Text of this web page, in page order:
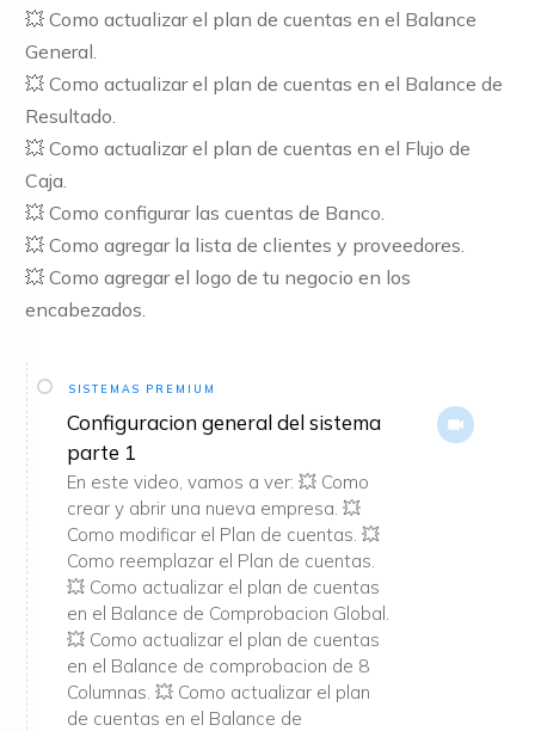
💥 Como actualizar el plan de cuentas en el Balance
General.
💥 Como actualizar el plan de cuentas en el Balance de
Resultado.
💥 Como actualizar el plan de cuentas en el Flujo de
Caja.
💥 Como configurar las cuentas de Banco.
💥 Como agregar la lista de clientes y proveedores.
💥 Como agregar el logo de tu negocio en los
encabezados.
SISTEMAS PREMIUM
Configuracion general del sistema
parte 1
En este video, vamos a ver: 💥 Como
crear y abrir una nueva empresa. 💥
Como modificar el Plan de cuentas. 💥
Como reemplazar el Plan de cuentas.
💥 Como actualizar el plan de cuentas
en el Balance de Comprobacion Global.
💥 Como actualizar el plan de cuentas
en el Balance de comprobacion de 8
Columnas. 💥 Como actualizar el plan
de cuentas en el Balance de